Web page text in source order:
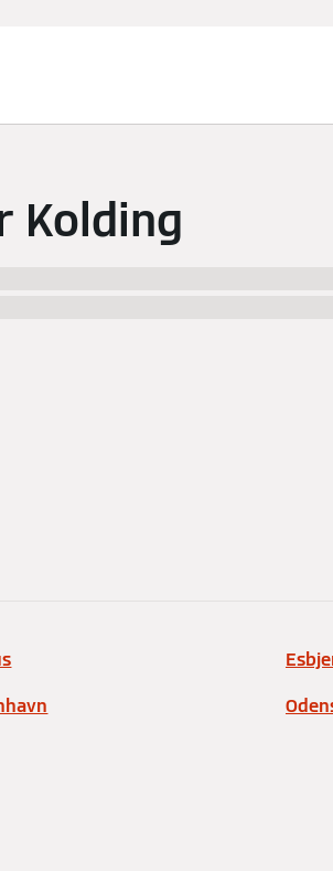
Kolding